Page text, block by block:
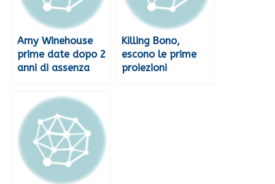
Amy Winehouse
prime date dopo 2
anni di assenza
Killing Bono,
escono le prime
proiezioni